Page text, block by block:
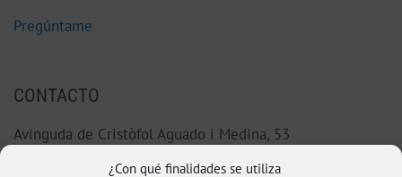
¿Con qué finalidades se utiliza
Pregúntame
CONTACTO
Avinguda de Cristòfol Aguado i Medina, 53